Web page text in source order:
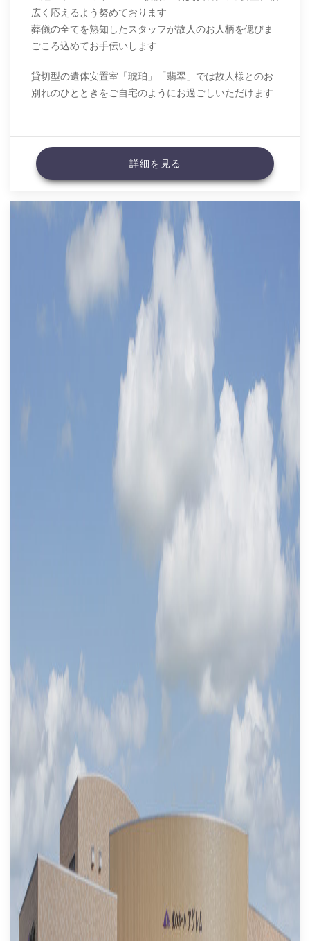
広く応えるよう努めております
葬儀の全てを熟知したスタッフが故人のお人柄を偲びま
ごころ込めてお手伝いします
貸切型の遺体安置室「琥珀」「翡翠」では故人様とのお
別れのひとときをご自宅のようにお過ごしいただけます
詳細を見る